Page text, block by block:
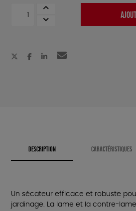
DESCRIPTION CARACTÉRISTIQUES
Un sécateur efficace et robuste
jardinage. La lame et la contre-